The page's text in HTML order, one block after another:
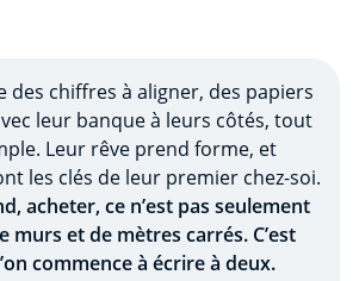
des chiffres à aligner, des papiers
leur banque à leurs côtés, tout
Leur rêve prend forme, et
les clés de leur premier chez-soi.
acheter, ce n’est pas seulement
murs et de mètres carrés. C’est
commence à écrire à deux.